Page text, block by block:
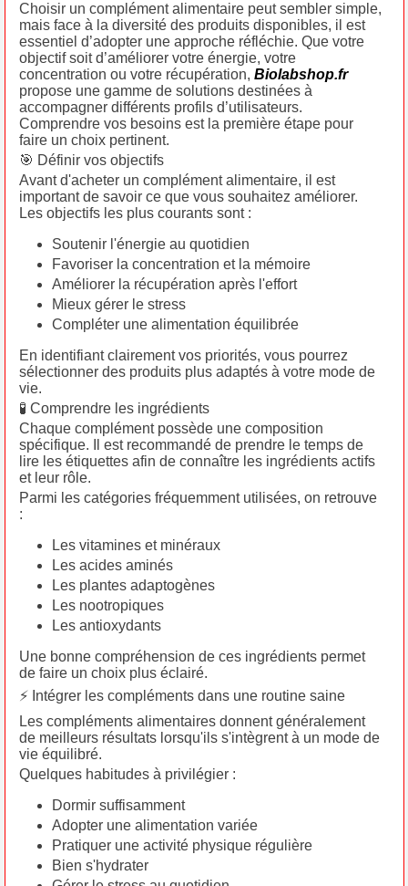
Choisir un complément alimentaire peut sembler simple,
mais face à la diversité des produits disponibles, il est
essentiel d’adopter une approche réfléchie. Que votre
objectif soit d’améliorer votre énergie, votre
concentration ou votre récupération, Biolabshop.fr
propose une gamme de solutions destinées à
accompagner différents profils d’utilisateurs.
Comprendre vos besoins est la première étape pour
faire un choix pertinent.
🎯 Définir vos objectifs
Avant d'acheter un complément alimentaire, il est
important de savoir ce que vous souhaitez améliorer.
Les objectifs les plus courants sont :
Soutenir l'énergie au quotidien
Favoriser la concentration et la mémoire
Améliorer la récupération après l'effort
Mieux gérer le stress
Compléter une alimentation équilibrée
En identifiant clairement vos priorités, vous pourrez
sélectionner des produits plus adaptés à votre mode de
vie.
🧪 Comprendre les ingrédients
Chaque complément possède une composition
spécifique. Il est recommandé de prendre le temps de
lire les étiquettes afin de connaître les ingrédients actifs
et leur rôle.
Parmi les catégories fréquemment utilisées, on retrouve
:
Les vitamines et minéraux
Les acides aminés
Les plantes adaptogènes
Les nootropiques
Les antioxydants
Une bonne compréhension de ces ingrédients permet
de faire un choix plus éclairé.
⚡ Intégrer les compléments dans une routine saine
Les compléments alimentaires donnent généralement
de meilleurs résultats lorsqu'ils s'intègrent à un mode de
vie équilibré.
Quelques habitudes à privilégier :
Dormir suffisamment
Adopter une alimentation variée
Pratiquer une activité physique régulière
Bien s'hydrater